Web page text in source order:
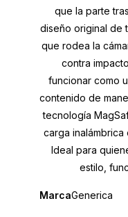
que la parte
diseño original de
que rodea la
contra
funcionar como
contenido de
tecnología
carga
Ideal para
estilo,
MarcaGenerica